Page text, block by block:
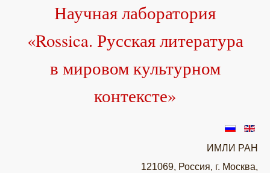
Научная лаборатория
«Rossica. Русская литература
в мировом культурном
контексте»
ИМЛИ РАН
121069, Россия, г. Москва,